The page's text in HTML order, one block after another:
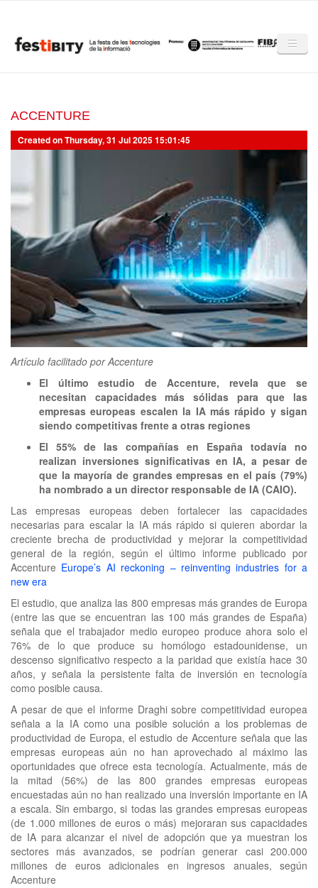
Club Festibity
La Festibity
Mencions
Notícies
Mèdia
Altres edicions
clickNEWS
ACCENTURE
Created on Thursday, 31 Jul 2025 15:01:45
Artículo facilitado por Accenture
El último estudio de Accenture, revela que se
necesitan capacidades más sólidas para que las
empresas europeas escalen la IA más rápido y sigan
siendo competitivas frente a otras regiones
El 55% de las compañías en España todavía no
realizan inversiones significativas en IA, a pesar de
que la mayoría de grandes empresas en el país (79%)
ha nombrado a un director responsable de IA (CAIO).
Las empresas europeas deben fortalecer las capacidades
necesarias para escalar la IA más rápido si quieren abordar la
creciente brecha de productividad y mejorar la competitividad
general de la región, según el último informe publicado por
Accenture Europe’s AI reckoning – reinventing industries for a
new era
El estudio, que analiza las 800 empresas más grandes de Europa
(entre las que se encuentran las 100 más grandes de España)
señala que el trabajador medio europeo produce ahora solo el
76% de lo que produce su homólogo estadounidense, un
descenso significativo respecto a la paridad que existía hace 30
años, y señala la persistente falta de inversión en tecnología
como posible causa.
A pesar de que el informe Draghi sobre competitividad europea
señala a la IA como una posible solución a los problemas de
productividad de Europa, el estudio de Accenture señala que las
empresas europeas aún no han aprovechado al máximo las
oportunidades que ofrece esta tecnología. Actualmente, más de
la mitad (56%) de las 800 grandes empresas europeas
encuestadas aún no han realizado una inversión importante en IA
a escala. Sin embargo, si todas las grandes empresas europeas
(de 1.000 millones de euros o más) mejoraran sus capacidades
de IA para alcanzar el nivel de adopción que ya muestran los
sectores más avanzados, se podrían generar casi 200.000
millones de euros adicionales en ingresos anuales, según
Accenture